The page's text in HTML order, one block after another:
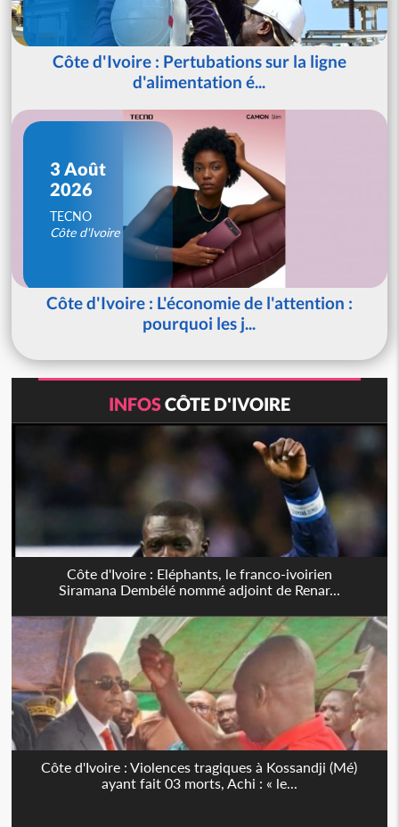
Côte d'Ivoire : Pertubations sur la ligne
d'alimentation é...
3 Août
2026
TECNO
Côte d'Ivoire
Côte d'Ivoire : L'économie de l'attention :
pourquoi les j...
INFOSCÔTE D'IVOIRE
Côte d'Ivoire : Eléphants, le franco-ivoirien
Siramana Dembélé nommé adjoint de Renar...
Côte d'Ivoire : Violences tragiques à Kossandji (Mé)
ayant fait 03 morts, Achi : « le...